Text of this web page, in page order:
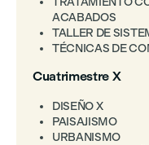
ACABADOS
TALLER DE
TÉCNICAS DE
Cuatrimestre X
DISEÑO X
PAISAJISMO
URBANISMO